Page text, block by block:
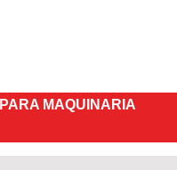
MAQUINARIA